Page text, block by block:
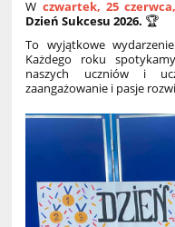
W czwartek, 25 czerwca,
Dzień Sukcesu 2026. 🏆
To wyjątkowe
Każdego roku
naszych uczniów i
zaangażowanie i pasje